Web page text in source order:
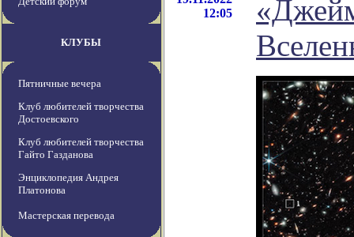
КЛУБЫ
Пятничные вечера
Клуб любителей творчества
Достоевского
Клуб любителей творчества
Гайто Газданова
Энциклопедия Андрея
Платонова
Мастерская перевода
12:05